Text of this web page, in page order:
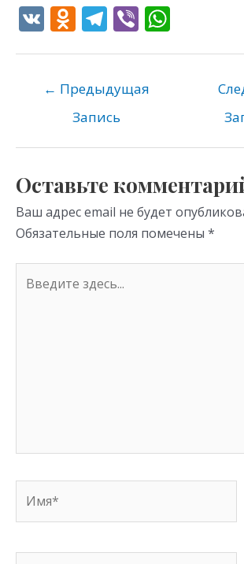
V O
o
kl
as
ni
ki
T
gr
a
m
Vi
p
← Предыдущая
Запись
Оставьте
Ваш адрес email не будет
Обязательные поля помечены *
здесь...